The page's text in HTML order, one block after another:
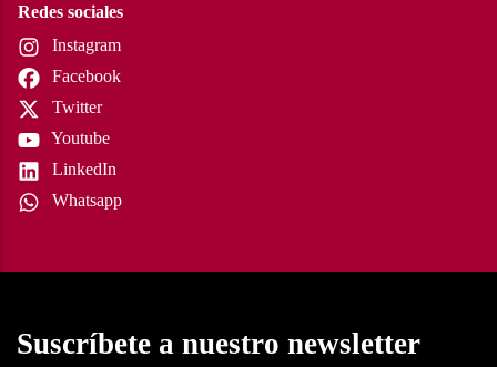
Redes sociales
Instagram
Facebook
Twitter
Youtube
LinkedIn
Whatsapp
Suscríbete a nuestro newsletter